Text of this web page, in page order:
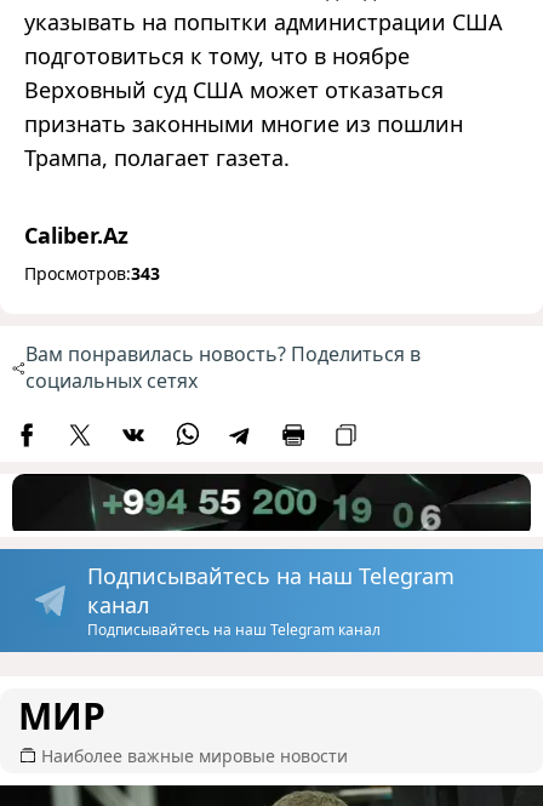
указывать на попытки администрации США
подготовиться к тому, что в ноябре
Верховный суд США может отказаться
признать законными многие из пошлин
Трампа, полагает газета.
Caliber.Az
Просмотров:343
Вам понравилась новость? Поделиться в
социальных сетях
Подписывайтесь на наш Telegram
канал
Подписывайтесь на наш Telegram канал
МИР
Наиболее важные мировые новости